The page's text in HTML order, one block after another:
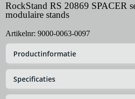
RockStand RS 20869 SPACER
modulaire stands
Artikelnr: 9000-0063-0097
Productinformatie
Specificaties